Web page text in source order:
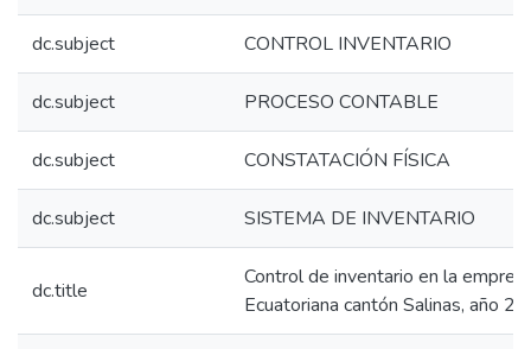
dc.subject CONTROL INVENTARIO
dc.subject PROCESO CONTABLE
dc.subject CONSTATACIÓN FÍSICA
dc.subject SISTEMA DE INVENTARIO
dc.title
Control de inventario en la
Ecuatoriana cantón Salinas, año